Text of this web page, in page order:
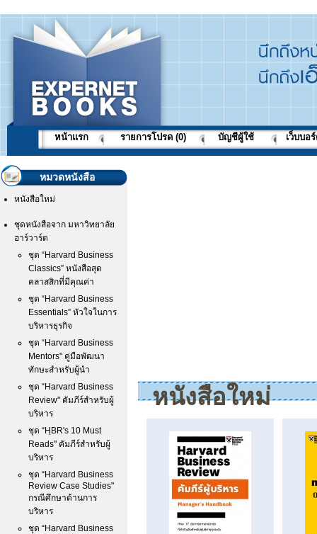
หน้าแรก รายการโปรด (0) บัญชีผู้ใช้ เว็บบอ
หมวดหนังสือ
หนังสือใหม่
ชุดหนังสือจาก มหาวิทยาลัย
ฮาร์วาร์ด
ชุด “Harvard Business
Classics” หนังสือสุด
คลาสสิกที่มีคุณค่า
ชุด “Harvard Business
Essentials” หัวใจในการ
บริหารธุรกิจ
ชุด “Harvard Business
Mentors" คู่มือพัฒนา
ทักษะสำหรับผู้นำ
ชุด “Harvard Business
Review" คัมภีร์สำหรับผู้
บริหาร
ชุด “HฺBR's 10 Must
Reads" คัมภีร์สำหรับผู้
บริหาร
ชุด “Harvard Business
Review Case Studies"
กรณีศึกษาด้านการ
บริหาร
ชุด “Harvard Business
หนังสือใหม่